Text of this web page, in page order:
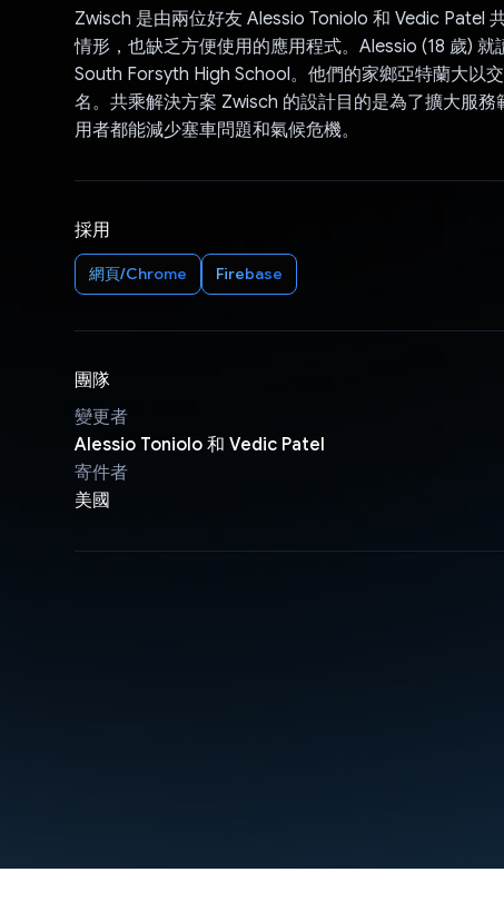
Zwisch 是由兩位好友 Alessio Toniolo 和 Vedic Patel
情形，也缺乏方便使用的應用程式。Alessio (18 歲)
South Forsyth High School。他們的家鄉亞特蘭大以
名。共乘解決方案 Zwisch 的設計目的是為了擴大服
用者都能減少塞車問題和氣候危機。
採用
網頁/Chrome Firebase
團隊
變更者
Alessio Toniolo 和 Vedic Patel
寄件者
美國